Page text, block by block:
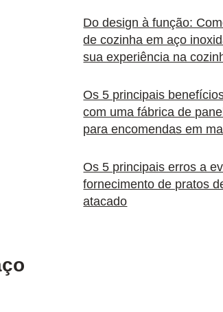
Do design à função:
de cozinha em aço
sua experiência na
Os 5 principais
com uma fábrica de
para encomendas em
Os 5 principais erros a
fornecimento de pratos
atacado